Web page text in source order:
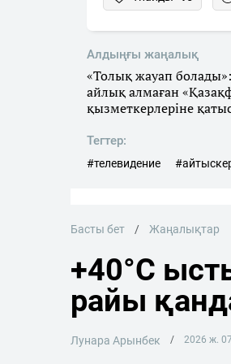
Алдыңғы жаңалық
«Толық жауап
айлық алмаған
қызметкерлеріне
Тегтер:
#телевидение
Басты бет Жаңалықтар
+40°C
райы
Лунара Арынбек 2026 ж.